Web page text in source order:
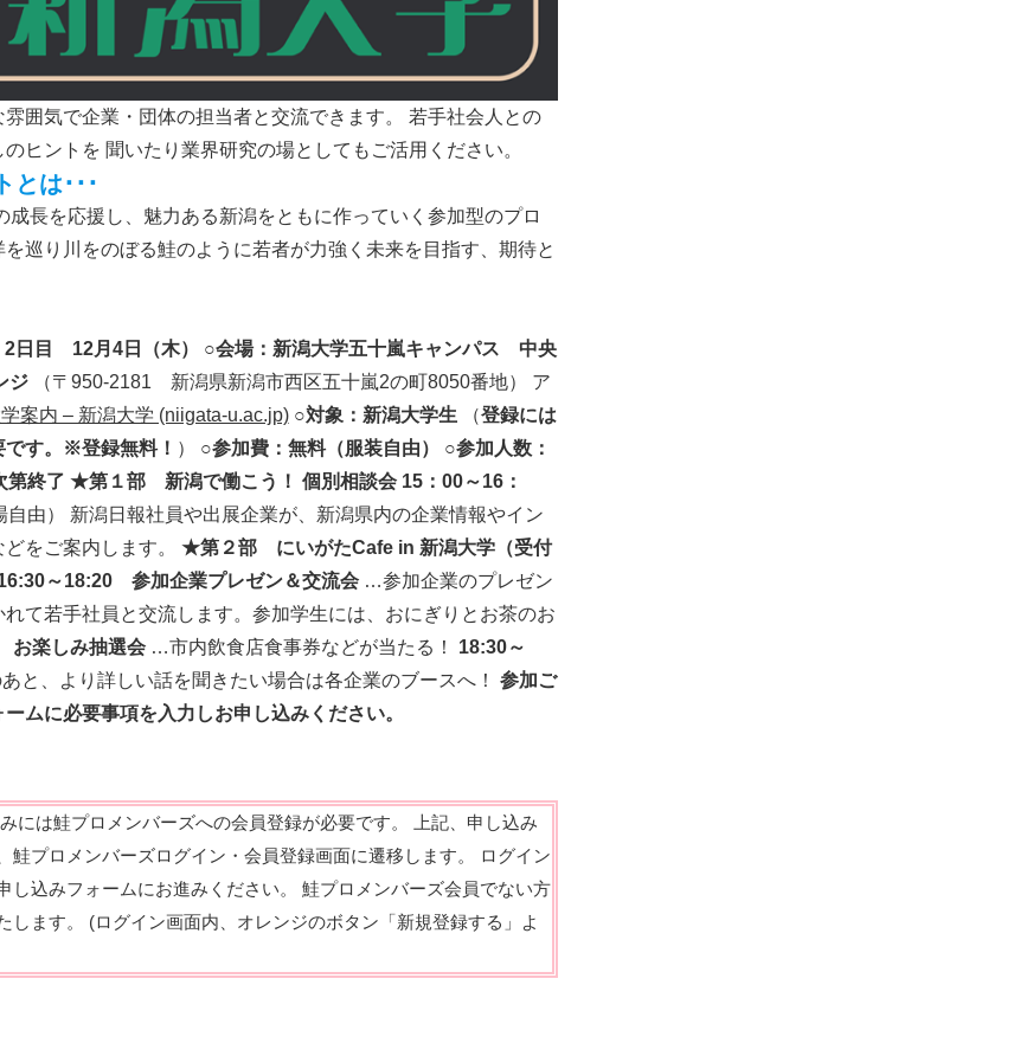
囲気で企業・団体の担当者と交流できます。 若手社会人との
ヒントを 聞いたり業界研究の場としてもご活用ください。
とは･･･
成長を応援し、魅力ある新潟をともに作っていく参加型のプロ
巡り川をのぼる鮭のように若者が力強く未来を目指す、期待と
日目 12月4日（木）
○会場：新潟大学五十嵐キャンパス 中央
ジ（〒950-2181 新潟県新潟市西区五十嵐2の町8050番地） ア
案内 – 新潟大学 (niigata-u.ac.jp) ○対象：新潟大学生 （登録には
す。※登録無料！ ） ○参加費：無料（服装自由）
○参加人数：
終了 ★第１部 新潟で働こう！ 個別相談会 15：00～16：
由）
新潟日報社員や出展企業が、新潟県内の企業情報やイン
をご案内します。 ★第２部 にいがたCafe in 新潟大学（受付
～18:20 参加企業プレゼン＆交流会 …参加企業のプレゼン
て若手社員と交流します。参加学生には、おにぎりとお茶のお
楽しみ抽選会 …市内飲食店食事券などが当たる！ 18:30～
と、より詳しい話を聞きたい場合は各企業のブースへ！ 参加ご
ムに必要事項を入力しお申し込みください。
には鮭プロメンバーズへの会員登録が必要です。 上記、申し込み
鮭プロメンバーズログイン・会員登録画面に遷移します。 ログイン
し込みフォームにお進みください。 鮭プロメンバーズ会員でない方
します。 (ログイン画面内、オレンジのボタン「新規登録する」よ